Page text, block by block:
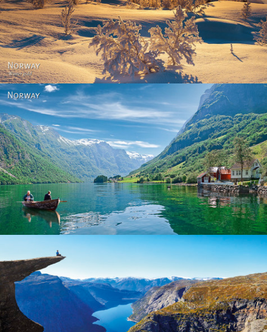
Norway - Winter gold
Norway
Norway